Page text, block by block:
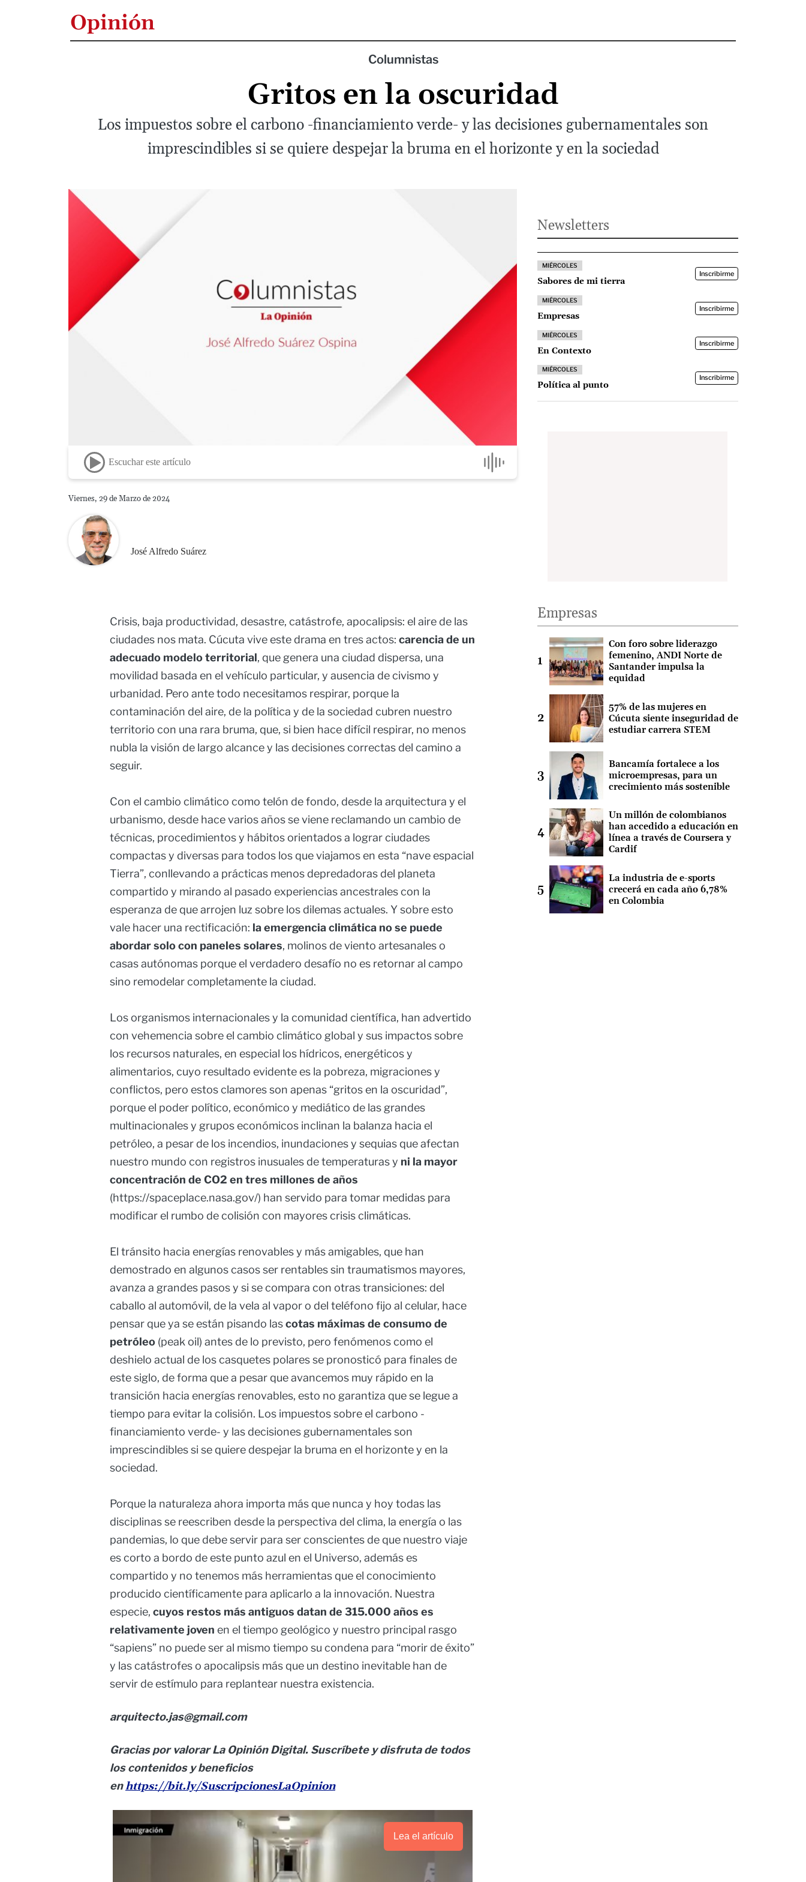
Opinión
Columnistas
Gritos en la oscuridad
Los impuestos sobre el carbono -financiamiento verde- y las decisiones gubernamentales son
imprescindibles si se quiere despejar la bruma en el horizonte y en la sociedad
Escuchar este artículo
Viernes, 29 de Marzo de 2024
José Alfredo Suárez
Crisis, baja productividad, desastre, catástrofe, apocalipsis: el aire de las
ciudades nos mata. Cúcuta vive este drama en tres actos: carencia de un
adecuado modelo territorial, que genera una ciudad dispersa, una
movilidad basada en el vehículo particular, y ausencia de civismo y
urbanidad. Pero ante todo necesitamos respirar, porque la
contaminación del aire, de la política y de la sociedad cubren nuestro
territorio con una rara bruma, que, si bien hace difícil respirar, no menos
nubla la visión de largo alcance y las decisiones correctas del camino a
seguir.
Con el cambio climático como telón de fondo, desde la arquitectura y el
urbanismo, desde hace varios años se viene reclamando un cambio de
técnicas, procedimientos y hábitos orientados a lograr ciudades
compactas y diversas para todos los que viajamos en esta “nave espacial
Tierra”, conllevando a prácticas menos depredadoras del planeta
compartido y mirando al pasado experiencias ancestrales con la
esperanza de que arrojen luz sobre los dilemas actuales. Y sobre esto
vale hacer una rectificación: la emergencia climática no se puede
abordar solo con paneles solares, molinos de viento artesanales o
casas autónomas porque el verdadero desafío no es retornar al campo
sino remodelar completamente la ciudad.
Los organismos internacionales y la comunidad científica, han advertido
con vehemencia sobre el cambio climático global y sus impactos sobre
los recursos naturales, en especial los hídricos, energéticos y
alimentarios, cuyo resultado evidente es la pobreza, migraciones y
conflictos, pero estos clamores son apenas “gritos en la oscuridad”,
porque el poder político, económico y mediático de las grandes
multinacionales y grupos económicos inclinan la balanza hacia el
petróleo, a pesar de los incendios, inundaciones y sequias que afectan
nuestro mundo con registros inusuales de temperaturas y ni la mayor
concentración de CO2 en tres millones de años
(https://spaceplace.nasa.gov/) han servido para tomar medidas para
modificar el rumbo de colisión con mayores crisis climáticas.
El tránsito hacia energías renovables y más amigables, que han
demostrado en algunos casos ser rentables sin traumatismos mayores,
avanza a grandes pasos y si se compara con otras transiciones: del
caballo al automóvil, de la vela al vapor o del teléfono fijo al celular, hace
pensar que ya se están pisando lascotas máximas de consumo de
petróleo (peak oil) antes de lo previsto, pero fenómenos como el
deshielo actual de los casquetes polares se pronosticó para finales de
este siglo, de forma que a pesar que avancemos muy rápido en la
transición hacia energías renovables, esto no garantiza que se legue a
tiempo para evitar la colisión. Los impuestos sobre el carbono -
financiamiento verde- y las decisiones gubernamentales son
imprescindibles si se quiere despejar la bruma en el horizonte y en la
sociedad.
Porque la naturaleza ahora importa más que nunca y hoy todas las
disciplinas se reescriben desde la perspectiva del clima, la energía o las
pandemias, lo que debe servir para ser conscientes de que nuestro viaje
es corto a bordo de este punto azul en el Universo, además es
compartido y no tenemos más herramientas que el conocimiento
producido científicamente para aplicarlo a la innovación. Nuestra
especie, cuyos restos más antiguos datan de 315.000 años es
relativamente joven en el tiempo geológico y nuestro principal rasgo
“sapiens” no puede ser al mismo tiempo su condena para “morir de éxito”
y las catástrofes o apocalipsis más que un destino inevitable han de
servir de estímulo para replantear nuestra existencia.
arquitecto.jas@gmail.com
Gracias por valorar La Opinión Digital. Suscríbete y disfruta de todos
los contenidos y beneficios
enhttps://bit.ly/SuscripcionesLaOpinion
Lea el artículo
Newsletters
MIÉRCOLES
Sabores de mi tierra
Inscribirme
MIÉRCOLES
Empresas
Inscribirme
MIÉRCOLES
En Contexto
Inscribirme
MIÉRCOLES
Política al punto
Inscribirme
Empresas
Con foro sobre liderazgo
femenino, ANDI Norte de
Santander impulsa la
equidad
57% de las mujeres en
Cúcuta siente inseguridad de
estudiar carrera STEM
Bancamía fortalece a los
microempresas, para un
crecimiento más sostenible
Un millón de colombianos
han accedido a educación en
línea a través de Coursera y
Cardif
La industria de e-sports
crecerá en cada año 6,78%
en Colombia